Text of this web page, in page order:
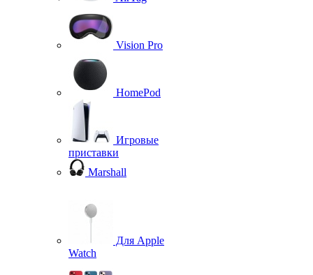
Vision Pro
HomePod
Игровые
приставки
Marshall
Для Apple
Watch